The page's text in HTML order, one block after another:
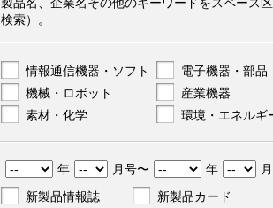
検索）。
情報通信機器・ソフト
電子機器・部品
機械・ロボット
産業機器
素材・化学
環境・エネルギ
年 月号〜 年
新製品情報誌
新製品カード